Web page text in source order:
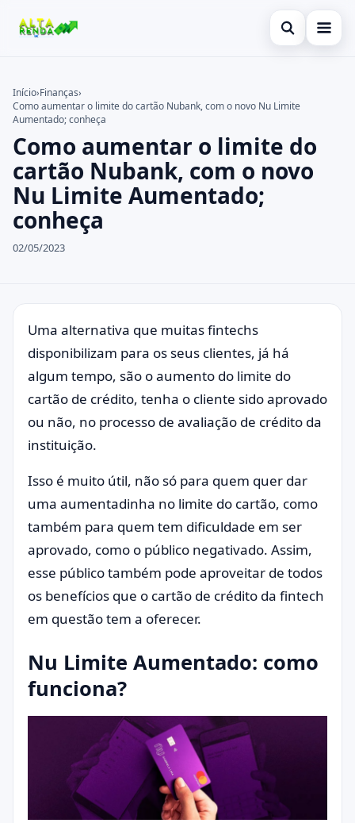
Abrir busca
Cartão de Crédito
Novidades
Empréstimo
Legal
Buscar no site
Buscar por:
Pressione Enter para buscar ou ESC para fechar.
Início›Finanças›
Como aumentar o limite do cartão Nubank, com o novo Nu Limite
Aumentado; conheça
Como aumentar o limite do
cartão Nubank, com o novo
Nu Limite Aumentado;
conheça
02/05/2023
Uma alternativa que muitas fintechs
disponibilizam para os seus clientes, já há
algum tempo, são o aumento do limite do
cartão de crédito, tenha o cliente sido aprovado
ou não, no processo de avaliação de crédito da
instituição.
Isso é muito útil, não só para quem quer dar
uma aumentadinha no limite do cartão, como
também para quem tem dificuldade em ser
aprovado, como o público negativado. Assim,
esse público também pode aproveitar de todos
os benefícios que o cartão de crédito da fintech
em questão tem a oferecer.
Nu Limite Aumentado: como
funciona?